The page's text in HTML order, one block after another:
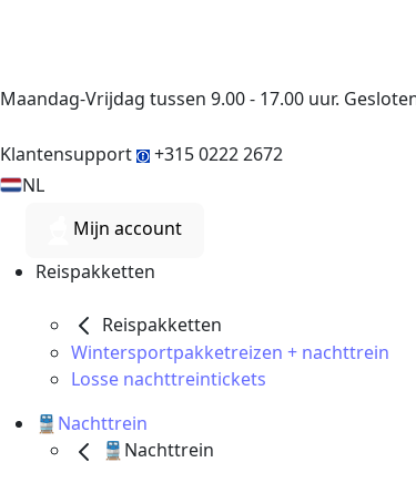
Maandag-Vrijdag tussen 9.00 - 17.00 uur.
Klantensupport
+315 0222 2672
NL
Mijn account
Reispakketten
Reispakketten
Wintersportpakketreizen + nachttrein
Losse nachttreintickets
🚆Nachttrein
🚆Nachttrein